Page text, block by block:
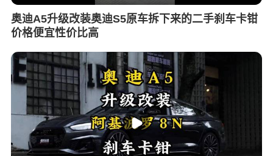
奥迪A5升级改装奥迪S5原车拆下来的二手刹车卡钳
价格便宜性价比高